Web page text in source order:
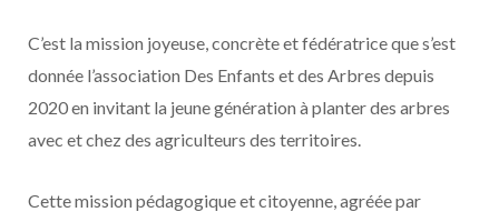
C’est la mission joyeuse, concrète et fédératrice que s’est
donnée l’association Des Enfants et des Arbres depuis
2020 en invitant la jeune génération à planter des arbres
avec et chez des agriculteurs des territoires.
Cette mission pédagogique et citoyenne, agréée par